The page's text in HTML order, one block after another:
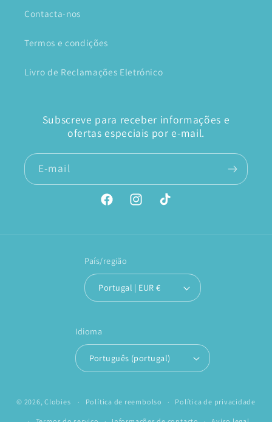
Contacta-nos
Termos e condições
Livro de Reclamações Eletrónico
Subscreve para receber informações e
ofertas especiais por e-mail.
E-mail
FacebookInstagramTikTok
País/região
Portugal | EUR €
Idioma
Português (portugal)
© 2026,Clobies Política de reembolso Política de privacidade